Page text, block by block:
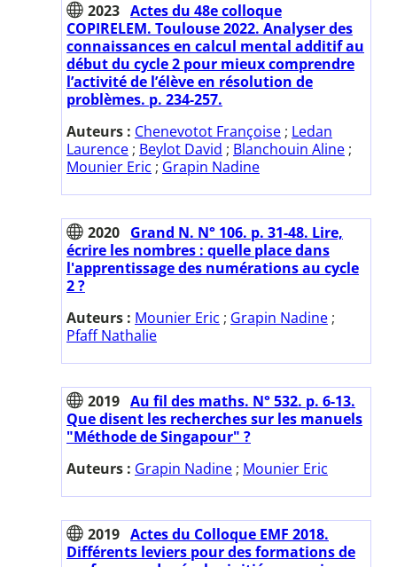
2023 Actes du 48e colloque
COPIRELEM. Toulouse 2022. Analyser des
connaissances en calcul mental additif au
début du cycle 2 pour mieux comprendre
l’activité de l’élève en résolution de
problèmes. p. 234-257.
Auteurs : Chenevotot Françoise ; Ledan
Laurence ; Beylot David ; Blanchouin Aline ;
Mounier Eric ; Grapin Nadine
2020 Grand N. N° 106. p. 31-48. Lire,
écrire les nombres : quelle place dans
l'apprentissage des numérations au cycle
2 ?
Auteurs : Mounier Eric ; Grapin Nadine ;
Pfaff Nathalie
2019 Au fil des maths. N° 532. p. 6-13.
Que disent les recherches sur les manuels
"Méthode de Singapour" ?
Auteurs : Grapin Nadine ; Mounier Eric
2019 Actes du Colloque EMF 2018.
Différents leviers pour des formations de